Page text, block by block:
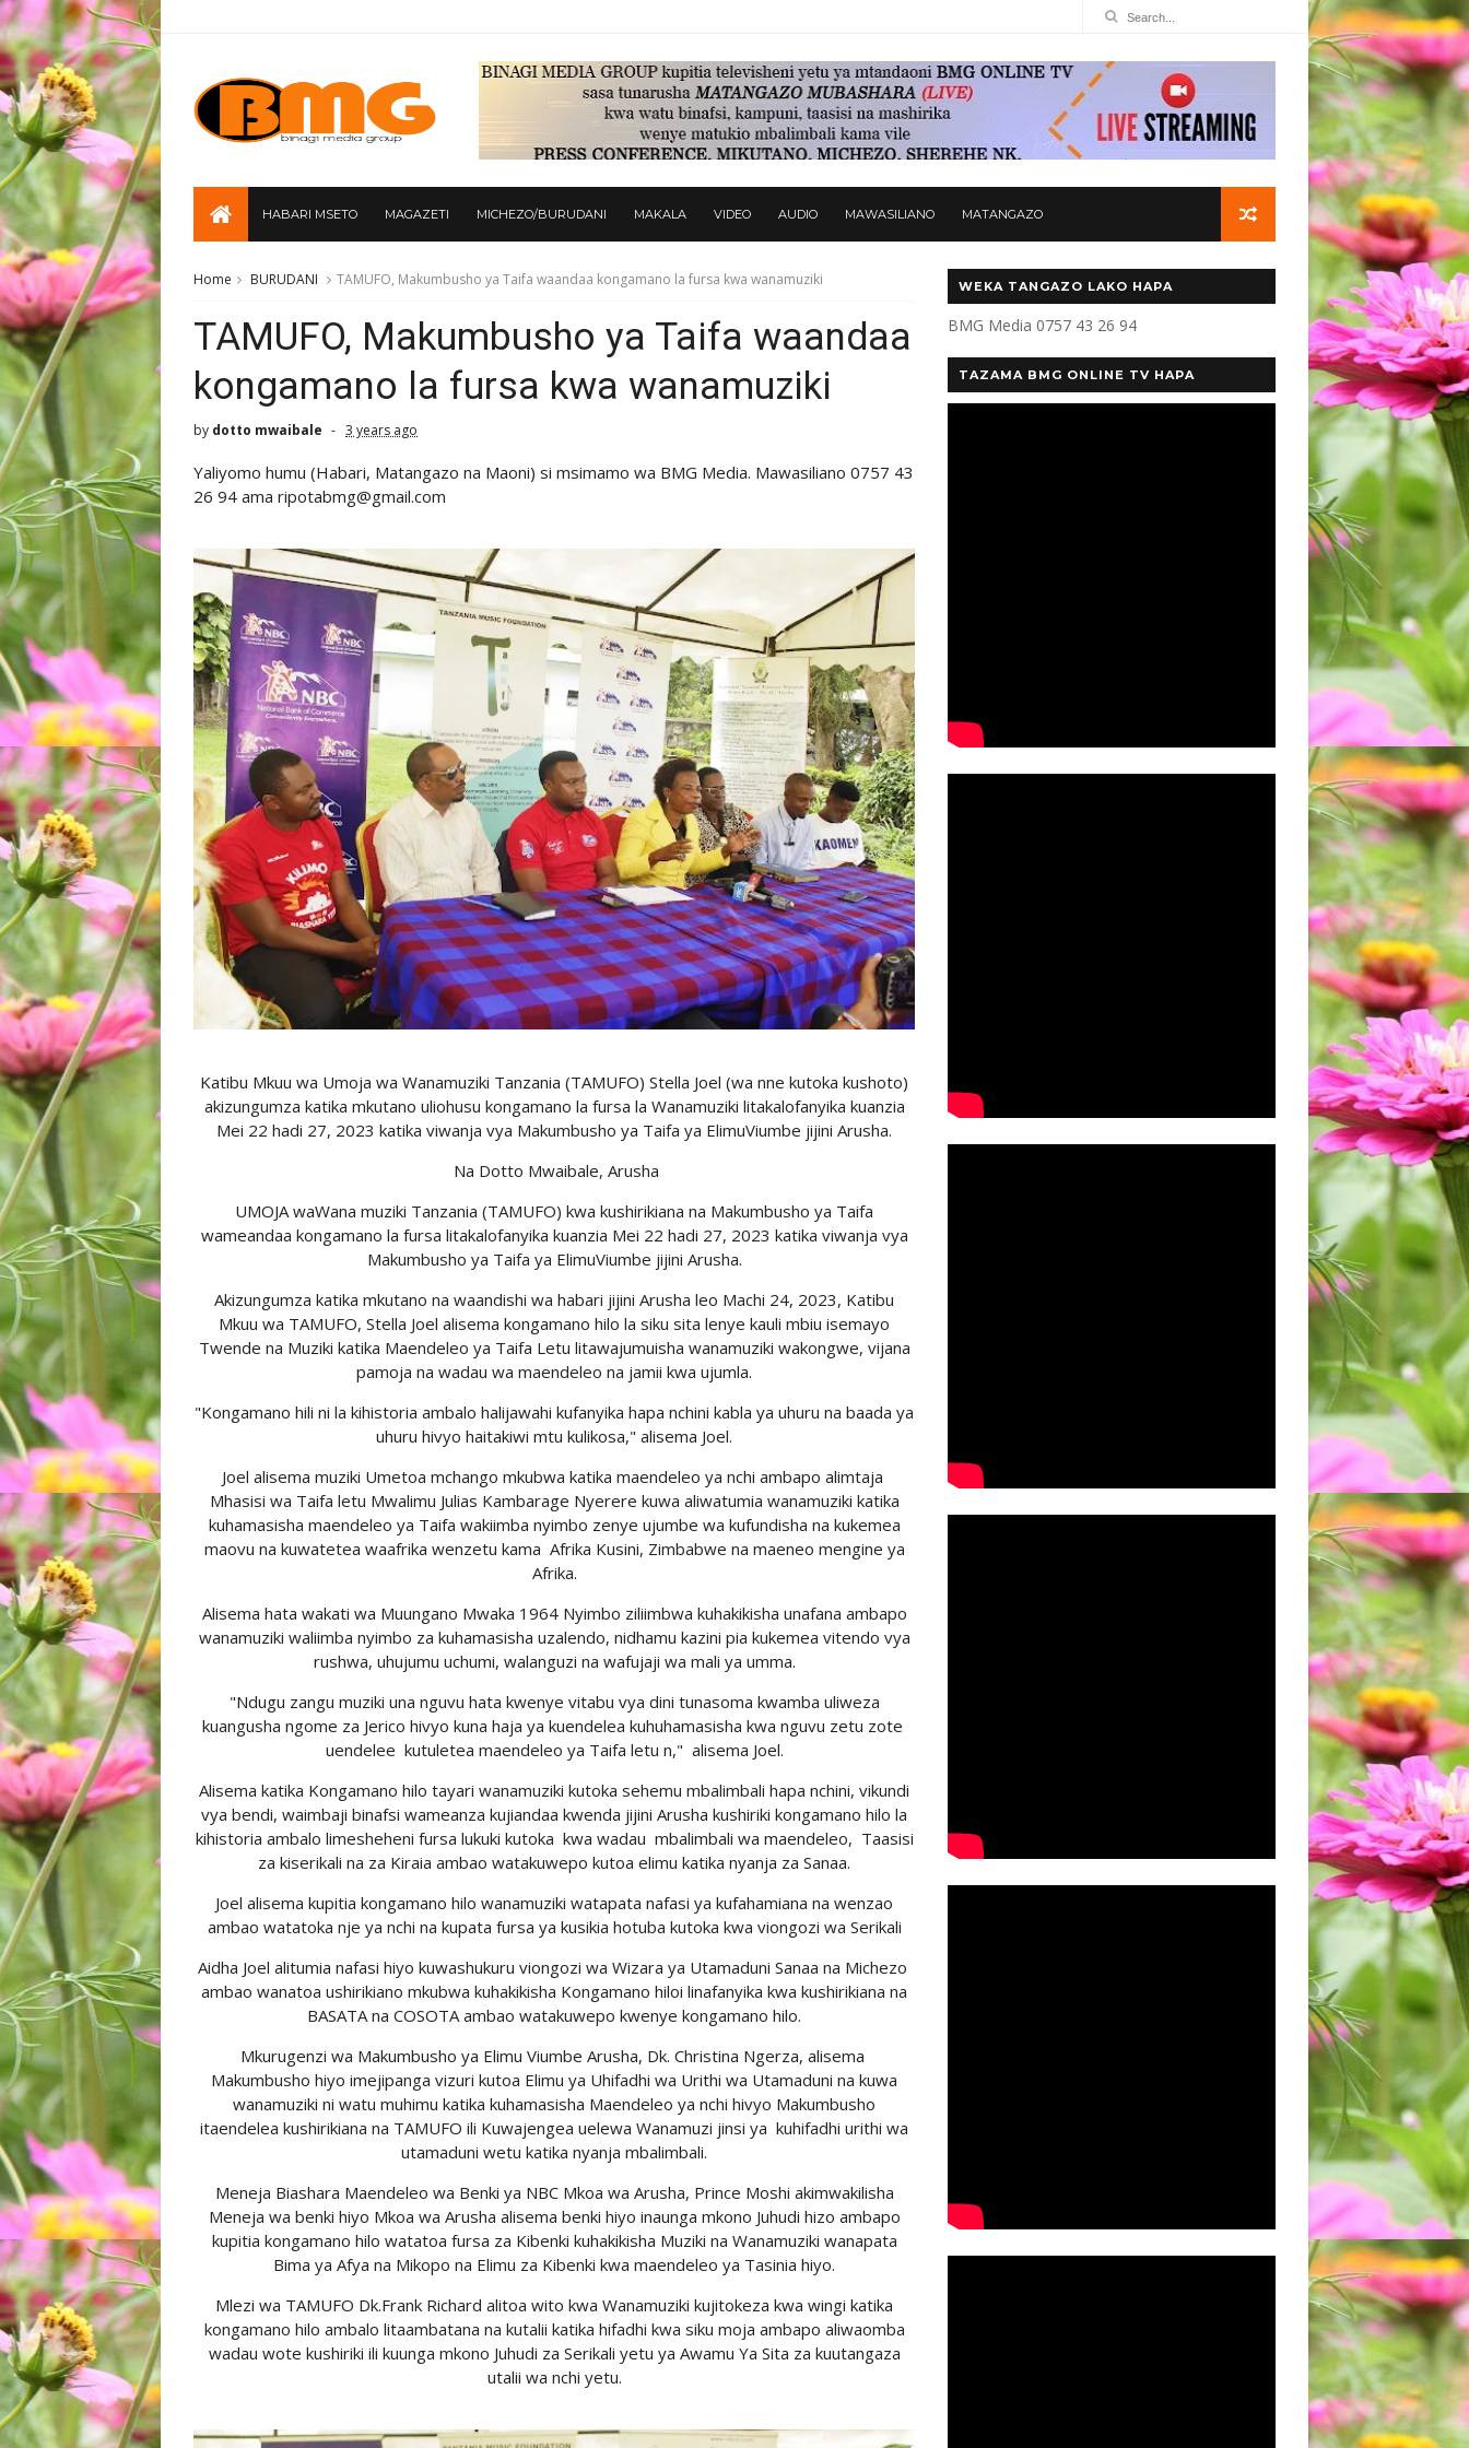
HABARI MSETO MAGAZETI MICHEZO/BURUDANI MAKALA VIDEO AUDIO MAWASILIANO MATANGAZO
Home BURUDANI TAMUFO, Makumbusho ya Taifa waandaa kongamano la fursa kwa wanamuziki
TAMUFO, Makumbusho ya Taifa waandaa
kongamano la fursa kwa wanamuziki
by dotto mwaibale 3 years ago
Yaliyomo humu (Habari, Matangazo na Maoni) si msimamo wa BMG Media. Mawasiliano 0757 43
26 94 ama ripotabmg@gmail.com
Katibu Mkuu wa Umoja wa Wanamuziki Tanzania (TAMUFO) Stella Joel (wa nne kutoka kushoto)
akizungumza katika mkutano uliohusu kongamano la fursa la Wanamuziki litakalofanyika kuanzia
Mei 22 hadi 27, 2023 katika viwanja vya Makumbusho ya Taifa ya ElimuViumbe jijini Arusha.
Na Dotto Mwaibale, Arusha
UMOJA waWana muziki Tanzania (TAMUFO) kwa kushirikiana na Makumbusho ya Taifa
wameandaa kongamano la fursa litakalofanyika kuanzia Mei 22 hadi 27, 2023 katika viwanja vya
Makumbusho ya Taifa ya ElimuViumbe jijini Arusha.
Akizungumza katika mkutano na waandishi wa habari jijini Arusha leo Machi 24, 2023, Katibu
Mkuu wa TAMUFO, Stella Joel alisema kongamano hilo la siku sita lenye kauli mbiu isemayo
Twende na Muziki katika Maendeleo ya Taifa Letu litawajumuisha wanamuziki wakongwe, vijana
pamoja na wadau wa maendeleo na jamii kwa ujumla.
"Kongamano hili ni la kihistoria ambalo halijawahi kufanyika hapa nchini kabla ya uhuru na baada ya
uhuru hivyo haitakiwi mtu kulikosa," alisema Joel.
Joel alisema muziki Umetoa mchango mkubwa katika maendeleo ya nchi ambapo alimtaja
Mhasisi wa Taifa letu Mwalimu Julias Kambarage Nyerere kuwa aliwatumia wanamuziki katika
kuhamasisha maendeleo ya Taifa wakiimba nyimbo zenye ujumbe wa kufundisha na kukemea
maovu na kuwatetea waafrika wenzetu kama Afrika Kusini, Zimbabwe na maeneo mengine ya
Afrika.
Alisema hata wakati wa Muungano Mwaka 1964 Nyimbo ziliimbwa kuhakikisha unafana ambapo
wanamuziki waliimba nyimbo za kuhamasisha uzalendo, nidhamu kazini pia kukemea vitendo vya
rushwa, uhujumu uchumi, walanguzi na wafujaji wa mali ya umma.
"Ndugu zangu muziki una nguvu hata kwenye vitabu vya dini tunasoma kwamba uliweza
kuangusha ngome za Jerico hivyo kuna haja ya kuendelea kuhuhamasisha kwa nguvu zetu zote
uendelee kutuletea maendeleo ya Taifa letu n," alisema Joel.
Alisema katika Kongamano hilo tayari wanamuziki kutoka sehemu mbalimbali hapa nchini, vikundi
vya bendi, waimbaji binafsi wameanza kujiandaa kwenda jijini Arusha kushiriki kongamano hilo la
kihistoria ambalo limesheheni fursa lukuki kutoka kwa wadau mbalimbali wa maendeleo, Taasisi
za kiserikali na za Kiraia ambao watakuwepo kutoa elimu katika nyanja za Sanaa.
Joel alisema kupitia kongamano hilo wanamuziki watapata nafasi ya kufahamiana na wenzao
ambao watatoka nje ya nchi na kupata fursa ya kusikia hotuba kutoka kwa viongozi wa Serikali
Aidha Joel alitumia nafasi hiyo kuwashukuru viongozi wa Wizara ya Utamaduni Sanaa na Michezo
ambao wanatoa ushirikiano mkubwa kuhakikisha Kongamano hiloi linafanyika kwa kushirikiana na
BASATA na COSOTA ambao watakuwepo kwenye kongamano hilo.
Mkurugenzi wa Makumbusho ya Elimu Viumbe Arusha, Dk. Christina Ngerza, alisema
Makumbusho hiyo imejipanga vizuri kutoa Elimu ya Uhifadhi wa Urithi wa Utamaduni na kuwa
wanamuziki ni watu muhimu katika kuhamasisha Maendeleo ya nchi hivyo Makumbusho
itaendelea kushirikiana na TAMUFO ili Kuwajengea uelewa Wanamuzi jinsi ya kuhifadhi urithi wa
utamaduni wetu katika nyanja mbalimbali.
Meneja Biashara Maendeleo wa Benki ya NBC Mkoa wa Arusha, Prince Moshi akimwakilisha
Meneja wa benki hiyo Mkoa wa Arusha alisema benki hiyo inaunga mkono Juhudi hizo ambapo
kupitia kongamano hilo watatoa fursa za Kibenki kuhakikisha Muziki na Wanamuziki wanapata
Bima ya Afya na Mikopo na Elimu za Kibenki kwa maendeleo ya Tasinia hiyo.
Mlezi wa TAMUFO Dk.Frank Richard alitoa wito kwa Wanamuziki kujitokeza kwa wingi katika
kongamano hilo ambalo litaambatana na kutalii katika hifadhi kwa siku moja ambapo aliwaomba
wadau wote kushiriki ili kuunga mkono Juhudi za Serikali yetu ya Awamu Ya Sita za kuutangaza
utalii wa nchi yetu.
WEKA TANGAZO LAKO HAPA
BMG Media 0757 43 26 94
TAZAMA BMG ONLINE TV HAPA